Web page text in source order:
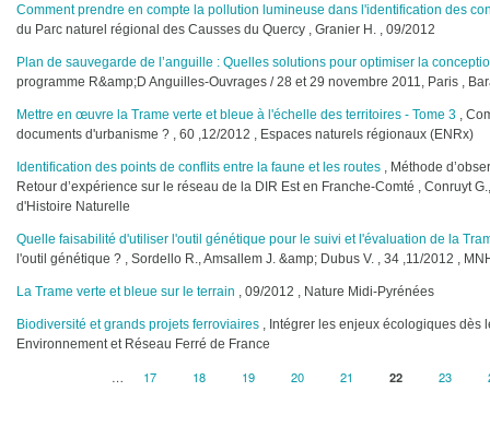
Comment prendre en compte la pollution lumineuse dans l'identification des
du Parc naturel régional des Causses du Quercy , Granier H. , 09/2012
Plan de sauvegarde de l’anguille : Quelles solutions pour optimiser la
programme R&amp;D Anguilles-Ouvrages / 28 et 29 novembre 2011, Paris ,
Mettre en œuvre la Trame verte et bleue à l'échelle des territoires - Tome 3 ,
documents d'urbanisme ? , 60 ,12/2012 , Espaces naturels régionaux (ENRx)
Identification des points de conflits entre la faune et les routes , Méthode
Retour d’expérience sur le réseau de la DIR Est en Franche-Comté , Conruyt
d'Histoire Naturelle
Quelle faisabilité d'utiliser l'outil génétique pour le suivi et l'évaluation de la
l'outil génétique ? , Sordello R., Amsallem J. &amp; Dubus V. , 34 ,11/2012 ,
La Trame verte et bleue sur le terrain , 09/2012 , Nature Midi-Pyrénées
Biodiversité et grands projets ferroviaires , Intégrer les enjeux écologiques dès
Environnement et Réseau Ferré de France
… Page
17 Page
18 Page
19 Page
20 Page
21
Current
22 Page
23